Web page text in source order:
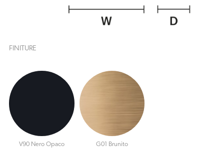
FINITURE
V90 Nero Opaco G01 Brunito